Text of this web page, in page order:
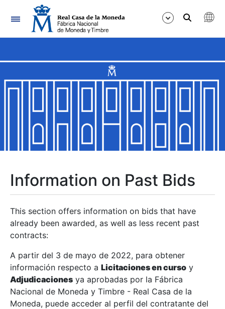
Navigation
Show/Hide
Show/Hide
Show/Hide
Show/Hide
Show/Hide
Information on Past Bids
This section offers information on bids that have
already been awarded, as well as less recent past
contracts:
A partir del 3 de mayo de 2022, para obtener
información respecto a Licitaciones en curso y
Adjudicaciones ya aprobadas por la Fábrica
Nacional de Moneda y Timbre - Real Casa de la
Moneda, puede acceder al perfil del contratante del